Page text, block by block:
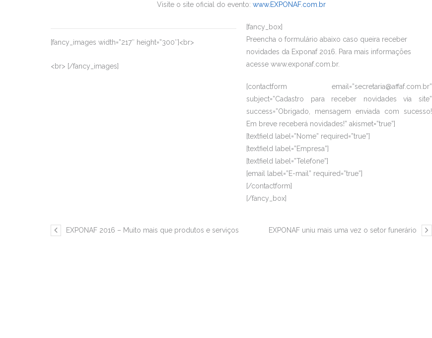
Visite o site oficial do evento: www.EXPONAF.com.br
[fancy_images width=”217″ height=”300″]<br>
<br> [/fancy_images]
[fancy_box]
Preencha o formulário abaixo caso queira receber
novidades da Exponaf 2016. Para mais informações
acesse www.exponaf.com.br.
[contactform email=”secretaria@affaf.com.br”
subject=”Cadastro para receber novidades via site”
success=”Obrigado, mensagem enviada com sucesso!
Em breve receberá novidades!” akismet=”true”]
[textfield label=”Nome” required=”true”]
[textfield label=”Empresa”]
[textfield label=”Telefone”]
[email label=”E-mail” required=”true”]
[/contactform]
[/fancy_box]
EXPONAF 2016 – Muito mais que produtos e serviços EXPONAF uniu mais uma vez o setor funerário